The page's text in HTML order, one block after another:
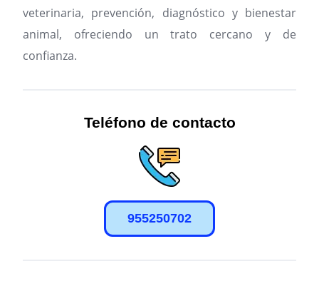
veterinaria, prevención, diagnóstico y bienestar
animal, ofreciendo un trato cercano y de
confianza.
Teléfono de contacto
955250702